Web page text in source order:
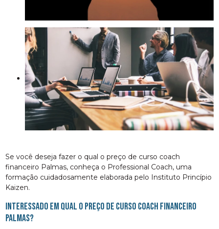
Se você deseja fazer o qual o preço de curso coach
financeiro Palmas, conheça o Professional Coach, uma
formação cuidadosamente elaborada pelo Instituto Princípio
Kaizen.
Interessado em qual o preço de curso coach financeiro
Palmas?